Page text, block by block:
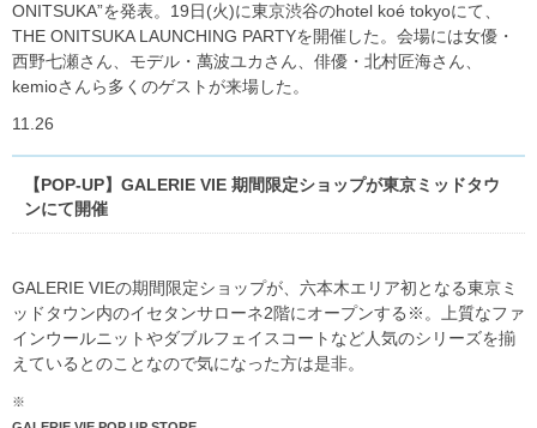
ONITSUKA”を発表。19日(火)に東京渋谷のhotel koé tokyoにて、
THE ONITSUKA LAUNCHING PARTYを開催した。会場には女優・
西野七瀬さん、モデル・萬波ユカさん、俳優・北村匠海さん、
kemioさんら多くのゲストが来場した。
11.26
【POP-UP】GALERIE VIE 期間限定ショップが東京ミッドタウ
ンにて開催
GALERIE VIEの期間限定ショップが、六本木エリア初となる東京ミ
ッドタウン内のイセタンサローネ2階にオープンする※。上質なファ
インウールニットやダブルフェイスコートなど人気のシリーズを揃
えているとのことなので気になった方は是非。
※